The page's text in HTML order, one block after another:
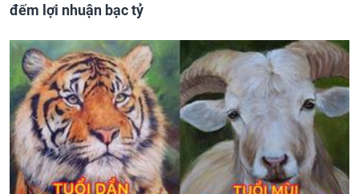
đếm lợi nhuận bạc tỷ